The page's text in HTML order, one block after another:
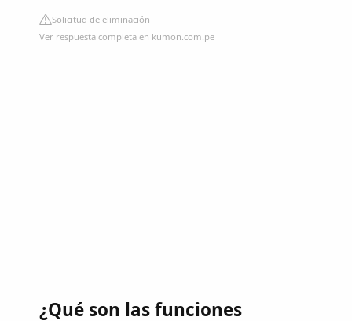
Solicitud de eliminación
Ver respuesta completa en kumon.com.pe
¿Qué son las funciones